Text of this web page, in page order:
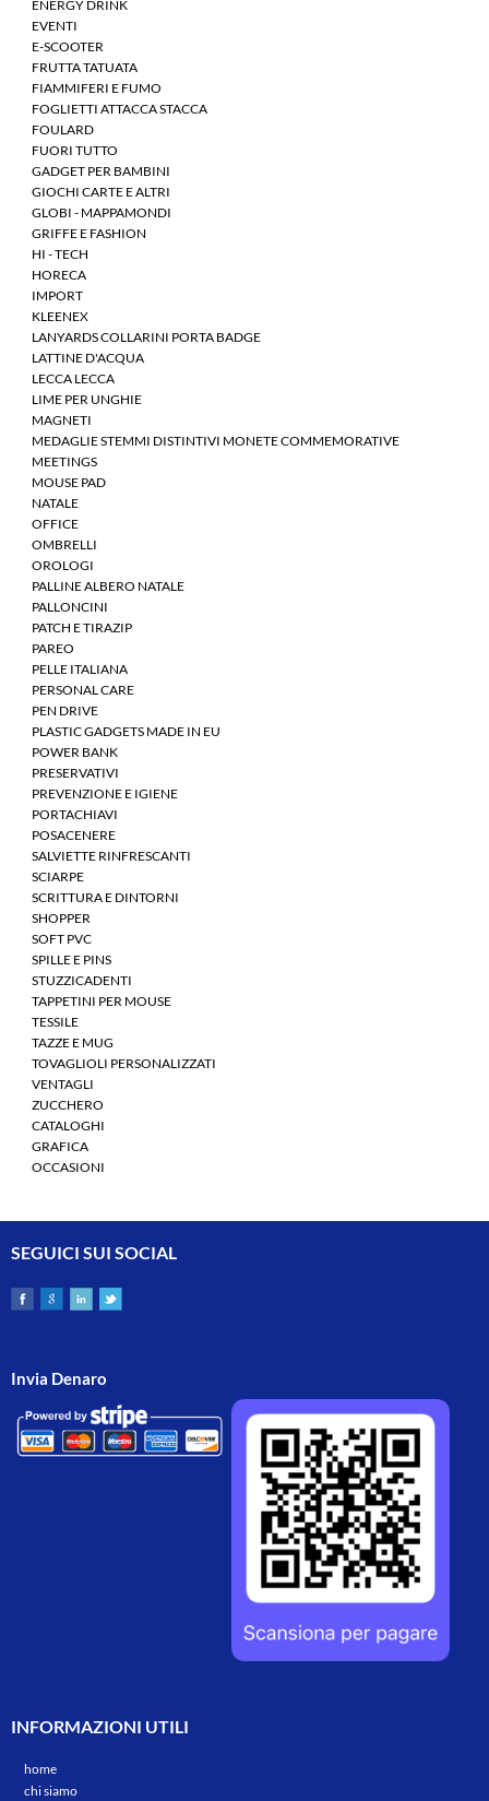
ENERGY DRINK
EVENTI
E-SCOOTER
FRUTTA TATUATA
FIAMMIFERI E FUMO
FOGLIETTI ATTACCA STACCA
FOULARD
FUORI TUTTO
GADGET PER BAMBINI
GIOCHI CARTE E ALTRI
GLOBI - MAPPAMONDI
GRIFFE E FASHION
HI - TECH
HORECA
IMPORT
KLEENEX
LANYARDS COLLARINI PORTA BADGE
LATTINE D'ACQUA
LECCA LECCA
LIME PER UNGHIE
MAGNETI
MEDAGLIE STEMMI DISTINTIVI MONETE COMMEMORATIVE
MEETINGS
MOUSE PAD
NATALE
OFFICE
OMBRELLI
OROLOGI
PALLINE ALBERO NATALE
PALLONCINI
PATCH E TIRAZIP
PAREO
PELLE ITALIANA
PERSONAL CARE
PEN DRIVE
PLASTIC GADGETS MADE IN EU
POWER BANK
PRESERVATIVI
PREVENZIONE E IGIENE
PORTACHIAVI
POSACENERE
SALVIETTE RINFRESCANTI
SCIARPE
SCRITTURA E DINTORNI
SHOPPER
SOFT PVC
SPILLE E PINS
STUZZICADENTI
TAPPETINI PER MOUSE
TESSILE
TAZZE E MUG
TOVAGLIOLI PERSONALIZZATI
VENTAGLI
ZUCCHERO
CATALOGHI
GRAFICA
OCCASIONI
SEGUICI SUI SOCIAL
Invia Denaro
INFORMAZIONI UTILI
home
chi siamo